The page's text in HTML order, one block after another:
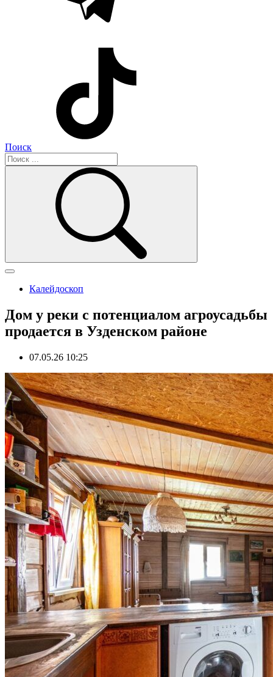
Поиск
Калейдоскоп
Дом у реки с потенциалом агроусадьбы
продается в Узденском районе
07.05.26 10:25